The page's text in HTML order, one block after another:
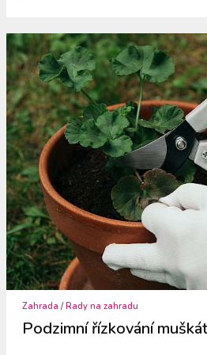
Zahrada /Rady na zahradu
Podzimní řízkování